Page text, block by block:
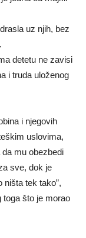
uz njih, bez
detetu ne zavisi
i truda uloženog
i njegovih
uslovima,
mu obezbedi
sve, dok je
ništa tek tako”,
toga što je morao